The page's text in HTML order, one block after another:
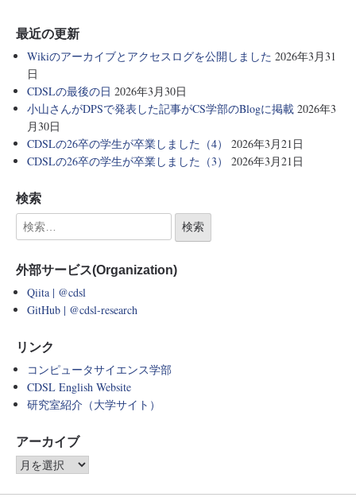
最近の更新
Wikiのアーカイブとアクセスログを公開しました 2026年3月31
日
CDSLの最後の日 2026年3月30日
小山さんがDPSで発表した記事がCS学部のBlogに掲載 2026年3
月30日
CDSLの26卒の学生が卒業しました（4）
2026年3月21日
CDSLの26卒の学生が卒業しました（3）
2026年3月21日
検索
外部サービス(Organization)
Qiita | @cdsl
GitHub | @cdsl-research
リンク
コンピュータサイエンス学部
CDSL English Website
研究室紹介（大学サイト）
アーカイブ